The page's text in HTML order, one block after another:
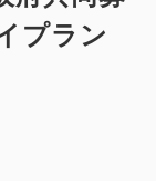
プラン